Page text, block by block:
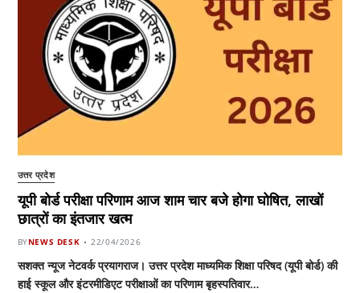
उत्तर प्रदेश
यूपी बोर्ड परीक्षा परिणाम आज शाम चार बजे होगा घोषित, लाखों
छात्रों का इंतजार खत्म
BYNEWS DESK 22/04/2026
सशक्त न्यूज नेटवर्क प्रयागराज। उत्तर प्रदेश माध्यमिक शिक्षा परिषद (यूपी बोर्ड) की
हाई स्कूल और इंटरमीडिएट परीक्षाओं का परिणाम बृहस्पतिवार…